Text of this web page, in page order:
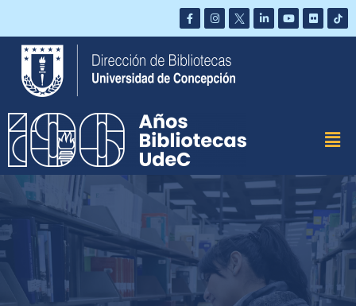
Saltar
contenido